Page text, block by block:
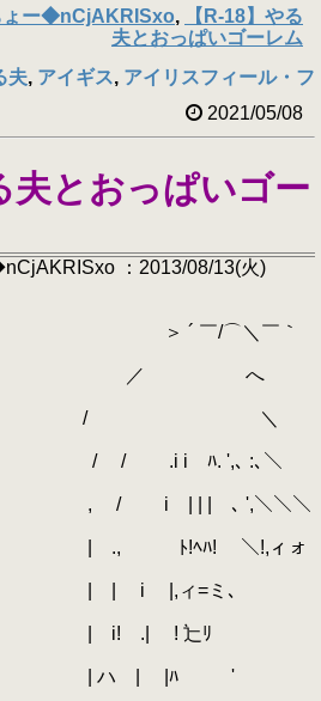
ょー◆nCjAKRISxo,
【R-18】やる
夫とおっぱいゴーレム
夫, アイギス, アイリスフィール・
2021/05/08
夫とおっぱいゴー
：2013/08/13(火)
/⌒＼￣｀
へ
＼
. ',､ :､＼
､ ',＼＼＼
! ＼!,ィォ
ィ=ミ､
! 辷ﾘ
| |ﾊ '